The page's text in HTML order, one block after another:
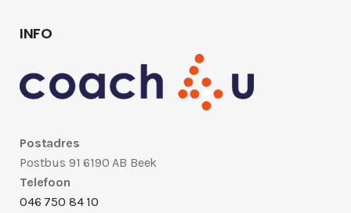
INFO
Postadres
Postbus 91 6190 AB Beek
Telefoon
046 750 84 10